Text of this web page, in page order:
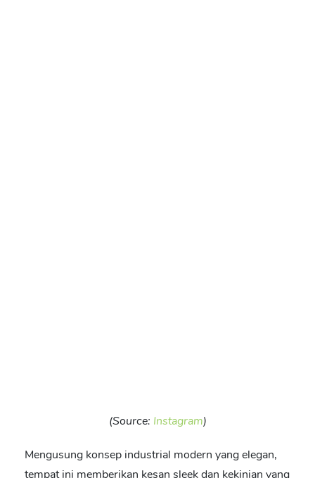
(Source: Instagram)
Mengusung konsep industrial modern yang elegan,
tempat ini memberikan kesan sleek dan kekinian yang